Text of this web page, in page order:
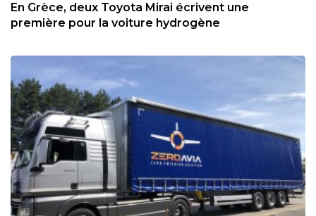
En Grèce, deux Toyota Mirai écrivent une
première pour la voiture hydrogène